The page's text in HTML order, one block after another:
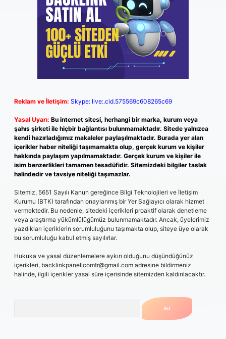
Reklam ve İletişim: Skype: live:.cid.575569c608265c69
Yasal Uyarı: Bu internet sitesi, herhangi bir marka, kurum veya
şahıs şirketi ile hiçbir bağlantısı bulunmamaktadır. Sitede yalnızca
kendi hazırladığımız makaleler paylaşılmaktadır. Burada yer alan
içerikler haber niteliği taşımamakta olup, gerçek kurum ve kişiler
hakkında paylaşım yapılmamaktadır. Gerçek kurum ve kişiler ile
isim benzerlikleri tamamen tesadüfidir. Sitemizdeki bilgiler taslak
halindedir ve tavsiye niteliği taşımazlar.
Sitemiz, 5651 Sayılı Kanun gereğince Bilgi Teknolojileri ve İletişim
Kurumu (BTK) tarafından onaylanmış bir Yer Sağlayıcı olarak hizmet
vermektedir. Bu nedenle, sitedeki içerikleri proaktif olarak denetleme
veya araştırma yükümlülüğümüz bulunmamaktadır. Ancak, üyelerimiz
yazdıkları içeriklerin sorumluluğunu taşımakta olup, siteye üye olarak
bu sorumluluğu kabul etmiş sayılırlar.
Hukuka ve yasal düzenlemelere aykırı olduğunu düşündüğünüz
içerikleri, backlinkpanelicomtr@gmail.com adresine bildirmeniz
halinde, ilgili içerikler yasal süre içerisinde sitemizden kaldırılacaktır.